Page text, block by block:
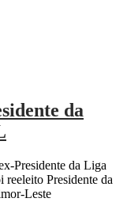
da
Presidente da Liga
Presidente da
Leste